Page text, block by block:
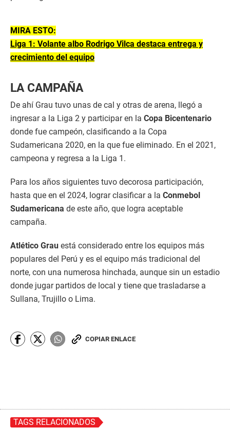
MIRA ESTO:
Liga 1: Volante albo Rodrigo Vilca destaca entrega y
crecimiento del equipo
LA CAMPAÑA
De ahí Grau tuvo unas de cal y otras de arena, llegó a
ingresar a la Liga 2 y participar en la Copa Bicentenario
donde fue campeón, clasificando a la Copa
Sudamericana 2020, en la que fue eliminado. En el 2021,
campeona y regresa a la Liga 1.
Para los años siguientes tuvo decorosa participación,
hasta que en el 2024, lograr clasificar a la Conmebol
Sudamericana de este año, que logra aceptable
campaña.
Atlético Grau está considerado entre los equipos más
populares del Perú y es el equipo más tradicional del
norte, con una numerosa hinchada, aunque sin un estadio
donde jugar partidos de local y tiene que trasladarse a
Sullana, Trujillo o Lima.
COPIAR ENLACE
TAGS RELACIONADOS